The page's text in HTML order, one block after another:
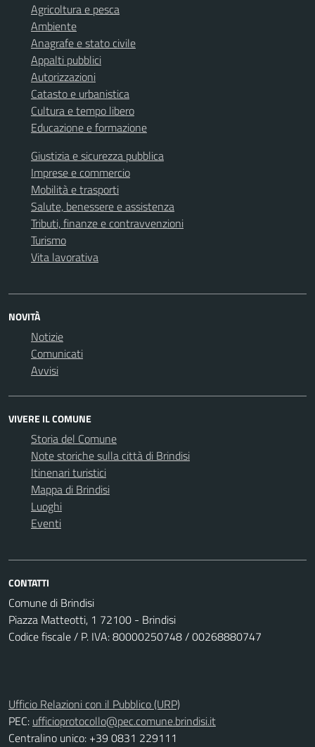
Agricoltura e pesca
Ambiente
Anagrafe e stato civile
Appalti pubblici
Autorizzazioni
Catasto e urbanistica
Cultura e tempo libero
Educazione e formazione
Giustizia e sicurezza pubblica
Imprese e commercio
Mobilità e trasporti
Salute, benessere e assistenza
Tributi, finanze e contravvenzioni
Turismo
Vita lavorativa
NOVITÀ
Notizie
Comunicati
Avvisi
VIVERE IL COMUNE
Storia del Comune
Note storiche sulla città di Brindisi
Itinenari turistici
Mappa di Brindisi
Luoghi
Eventi
CONTATTI
Comune di Brindisi
Piazza Matteotti, 1 72100 - Brindisi
Codice fiscale / P. IVA: 80000250748 / 00268880747
Ufficio Relazioni con il Pubblico (URP)
PEC: ufficioprotocollo@pec.comune.brindisi.it
Centralino unico: +39 0831 229111